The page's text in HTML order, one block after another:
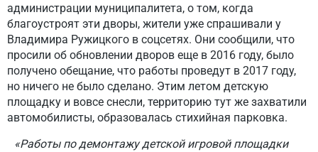
администрации муниципалитета, о том, когда
благоустроят эти дворы, жители уже спрашивали у
Владимира Ружицкого в соцсетях. Они сообщили, что
просили об обновлении дворов еще в 2016 году, было
получено обещание, что работы проведут в 2017 году,
но ничего не было сделано. Этим летом детскую
площадку и вовсе снесли, территорию тут же захватили
автомобилисты, образовалась стихийная парковка.
«Работы по демонтажу детской игровой площадки